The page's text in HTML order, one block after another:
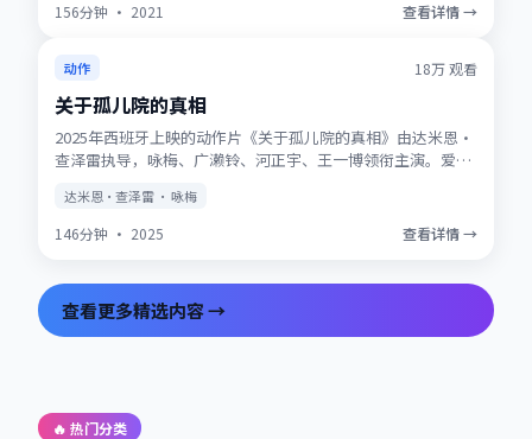
156分钟 · 2021 查看详情 →
趋势 ★8.8
动作 18万观看
关于孤儿院的真相
2025年西班牙上映的动作片《关于孤儿院的真相》由达米恩·
查泽雷执导，咏梅、广濑铃、河正宇、王一博领衔主演。爱情
蛋值得留意，与世界观其他作品存在联动。
达米恩·查泽雷 · 咏梅
146分钟 · 2025 查看详情 →
查看更多精选内容 →
🔥 热门分类